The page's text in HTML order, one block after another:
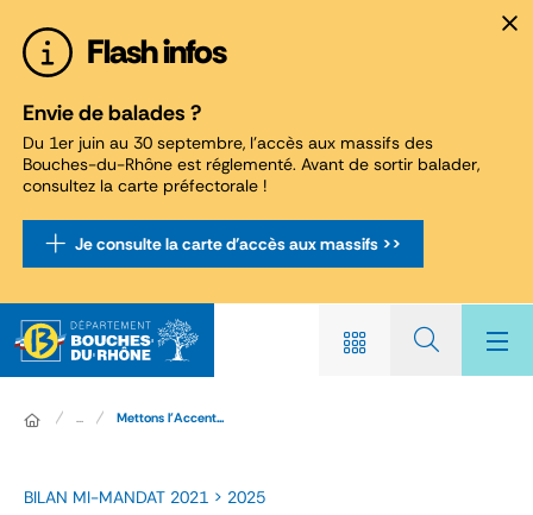
Flash infos
Envie de balades ?
Du 1er juin au 30 septembre, l'accès aux massifs des
Bouches-du-Rhône est réglementé. Avant de sortir balader,
consultez la carte préfectorale !
Je consulte la carte d'accès aux massifs >>
... Mettons l'Accent...
BILAN MI-MANDAT 2021 > 2025